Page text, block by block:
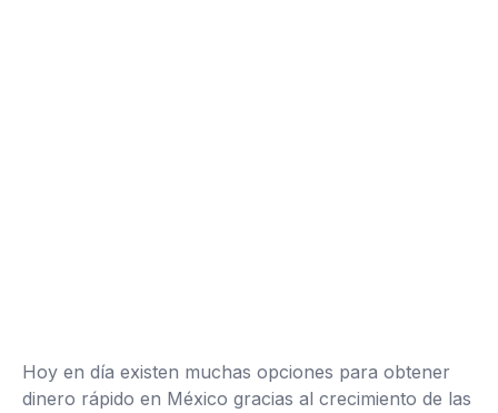
Hoy en día existen muchas opciones para obtener
dinero rápido en México gracias al crecimiento de las